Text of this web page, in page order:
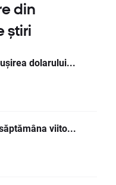
din
știri
dolarului...
viito...